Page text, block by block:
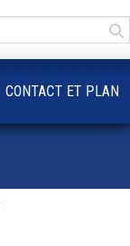
CONTACT ET PLAN